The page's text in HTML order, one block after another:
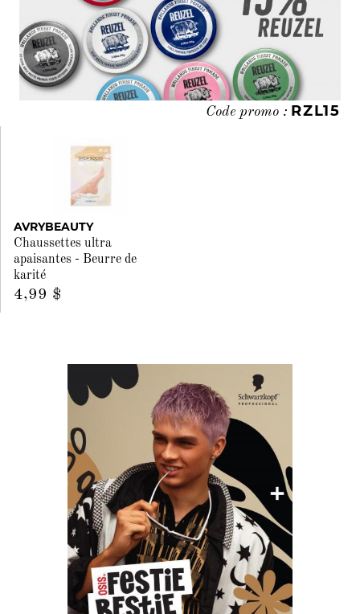
AVRYBEAUTY
Chaussettes ultra
apaisantes - Beurre de
karité
4,99 $
Code promo : RZL15